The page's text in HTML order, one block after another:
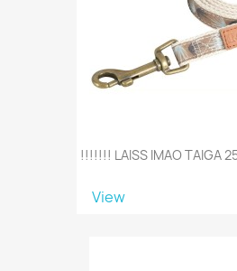
!!!!!!! LAISS IMAO TAIGA
View